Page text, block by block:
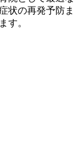
状の再発予防ま
す。